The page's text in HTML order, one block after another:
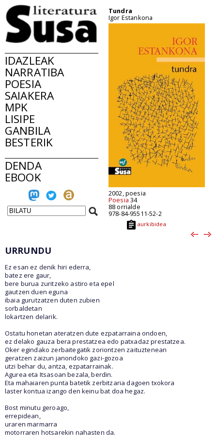
IDAZLEAK
NARRATIBA
POESIA
SAIAKERA
MPK
LISIPE
GANBILA
BESTERIK
DENDA
EBOOK
Tundra
Igor Estankona
2002, poesia
Poesia 34
88 orrialde
978-84-95511-52-2
aurkibidea
URRUNDU
Ez esan ez denik hiri ederra,
batez ere gaur,
bere burua zuritzeko astiro eta epel
gautzen duen eguna
ibaia gurutzatzen duten zubien
sorbaldetan
lokartzen delarik.
Ostatu honetan ateratzen dute ezpatarraina ondoen,
ez delako gauza bera prestatzea edo patxadaz prestatzea.
Oker egindako zerbaitegatik zoriontzen zaituztenean
geratzen zaizun janondoko gazi-gozoa
utzi behar du, antza, ezpatarrainak.
Agurea eta Itsasoan bezala, berdin.
Eta mahaiaren punta batetik zerbitzaria dagoen txokora
laster kontua izango den keinu bat doa hegaz.
Bost minutu geroago,
errepidean,
uraren marmarra
motorraren hotsarekin nahasten da.